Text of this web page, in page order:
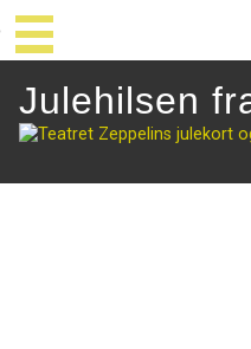
Julehilsen